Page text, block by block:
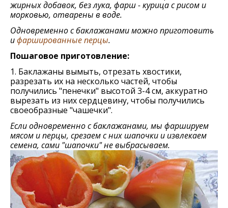
жирных добавок, без лука, фарш - курица с рисом и
морковью, отварены в воде.
Одновременно с баклажанами можно приготовить
ифаршированные перцы.
Пошаговое приготовление:
1. Баклажаны вымыть, отрезать хвостики,
разрезать их на несколько частей, чтобы
получились "пенечки" высотой 3-4 см, аккуратно
вырезать из них сердцевину, чтобы получились
своеобразные "чашечки".
Если одновременно с баклажанами, мы фаршируем
мясом и перцы, срезаем с них шапочки и извлекаем
семена, сами "шапочки" не выбрасываем.